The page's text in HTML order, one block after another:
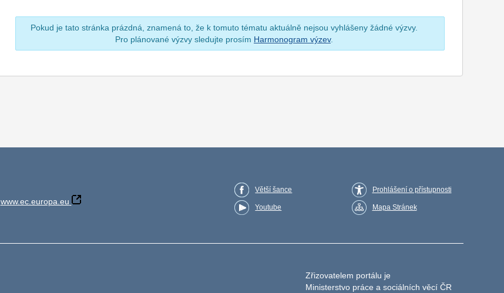
Pokud je tato stránka prázdná, znamená to, že k tomuto tématu aktuálně nejsou vyhlášeny žádné výzvy.
Pro plánované výzvy sledujte prosím Harmonogram výzev.
www.ec.europa.eu
Větší šance
Youtube
Prohlášení o přístupnosti
Mapa Stránek
Zřizovatelem portálu je
Ministerstvo práce a sociálních věcí ČR